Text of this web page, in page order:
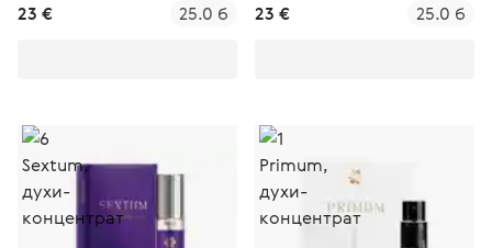
23 € 25.0 б 23 € 25.0 б